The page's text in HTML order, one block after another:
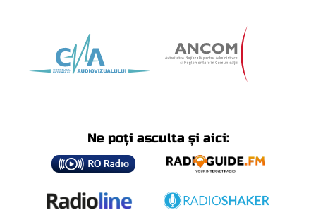
Ne poți asculta și aici: